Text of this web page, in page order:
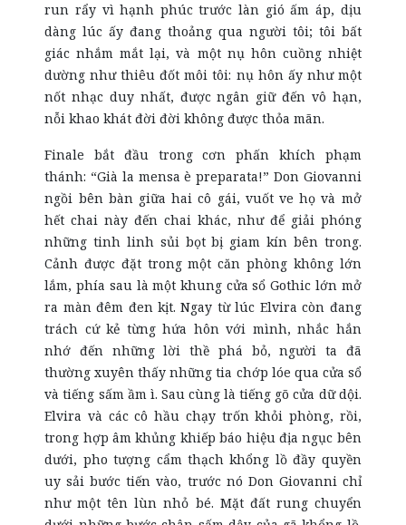
run rẩy vì hạnh phúc trước làn gió ấm áp, dịu
dàng lúc ấy đang thoảng qua người tôi; tôi bất
giác nhắm mắt lại, và một nụ hôn cuồng nhiệt
dường như thiêu đốt môi tôi: nụ hôn ấy như một
nốt nhạc duy nhất, được ngân giữ đến vô hạn,
nỗi khao khát đời đời không được thỏa mãn.
Finale bắt đầu trong cơn phấn khích phạm
thánh: “Già la mensa è preparata!” Don Giovanni
ngồi bên bàn giữa hai cô gái, vuốt ve họ và mở
hết chai này đến chai khác, như để giải phóng
những tinh linh sủi bọt bị giam kín bên trong.
Cảnh được đặt trong một căn phòng không lớn
lắm, phía sau là một khung cửa sổ Gothic lớn mở
ra màn đêm đen kịt. Ngay từ lúc Elvira còn đang
trách cứ kẻ từng hứa hôn với mình, nhắc hắn
nhớ đến những lời thề phá bỏ, người ta đã
thường xuyên thấy những tia chớp lóe qua cửa sổ
và tiếng sấm ầm ì. Sau cùng là tiếng gõ cửa dữ dội.
Elvira và các cô hầu chạy trốn khỏi phòng, rồi,
trong hợp âm khủng khiếp báo hiệu địa ngục bên
dưới, pho tượng cẩm thạch khổng lồ đầy quyền
uy sải bước tiến vào, trước nó Don Giovanni chỉ
như một tên lùn nhỏ bé. Mặt đất rung chuyển